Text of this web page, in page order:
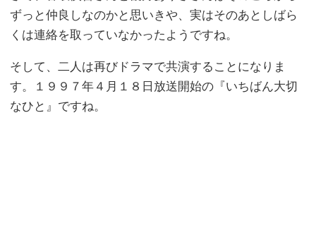
ずっと仲良しなのかと思いきや、実はそのあとしばら
くは連絡を取っていなかったようですね。
そして、二人は再びドラマで共演することになりま
す。１９９７年４月１８日放送開始の『いちばん大切
なひと』ですね。